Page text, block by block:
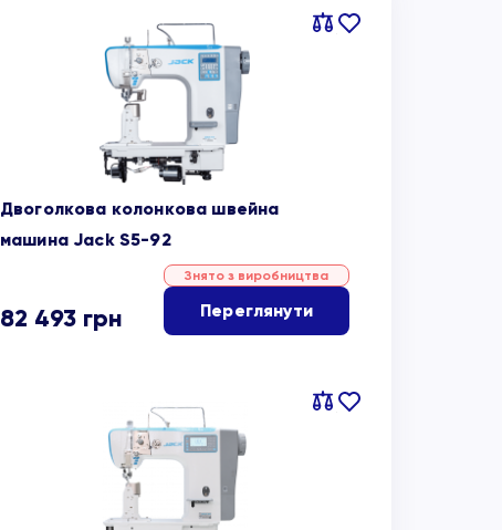
Порівняти
В
Двоголкова колонкова швейна
машина Jack S5-92
82 493 грн
Знято з виробництва
Переглянути
Порівняти
В